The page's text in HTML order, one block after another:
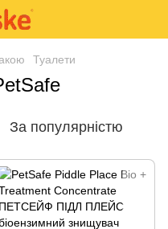
Туалети
За популярністю